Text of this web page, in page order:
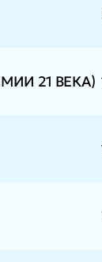
21 ВЕКА)